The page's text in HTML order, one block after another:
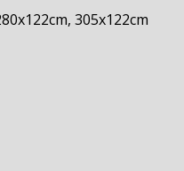
305x122cm